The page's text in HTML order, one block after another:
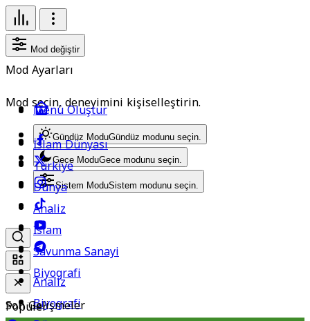
Mod değiştir
Mod Ayarları
Mod seçin, deneyimini kişiselleştirin.
Gündüz ModuGündüz modunu seçin.
Gece ModuGece modunu seçin.
Sistem ModuSistem modunu seçin.
Popüler
Menü Oluştur
Analiz
Biyografi
İslam Dünyası
Türkiye
Dünya
Analiz
İslam
Savunma Sanayi
Biyografi
Son Gelişmeler